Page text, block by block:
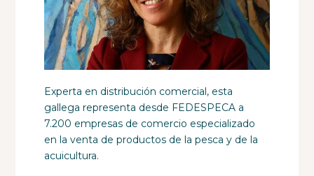
Experta en distribución comercial, esta
gallega representa desde FEDESPECA a
7.200 empresas de comercio especializado
en la venta de productos de la pesca y de la
acuicultura.